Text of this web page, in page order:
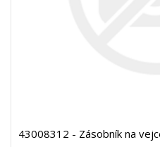
43008312 - Zásobník na